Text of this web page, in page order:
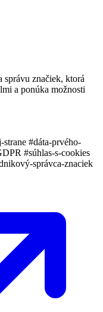
správu značiek, ktorá
a ponúka možnosti
strane #dáta-prvého-
#súhlas-s-cookies
správca-znaciek